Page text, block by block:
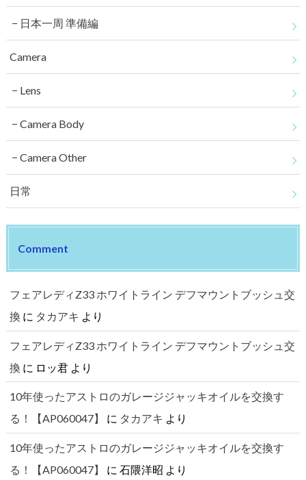
日本一周 準備編
Camera
Lens
Camera Body
Camera Other
日常
Comment
フェアレディZ33 ホワイトライン デフマウントブッシュ交
換 に タカアキ より
フェアレディZ33 ホワイトライン デフマウントブッシュ交
換 に ロッ君より
10年使ったアストロのガレージジャッキオイルを交換す
る！【AP060047】
に タカアキ より
10年使ったアストロのガレージジャッキオイルを交換す
る！【AP060047】
に 石隈洋昭 より